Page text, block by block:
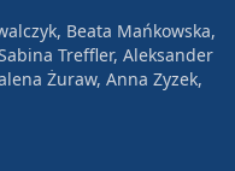
Beata Mańkowska,
Treffler, Aleksander
Żuraw, Anna Zyzek,